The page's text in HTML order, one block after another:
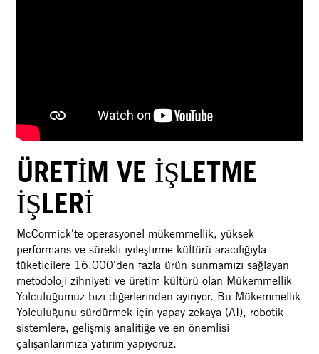
ÜRETİM VE İŞLETME
İŞLERİ
McCormick'te operasyonel mükemmellik, yüksek
performans ve sürekli iyileştirme kültürü aracılığıyla
tüketicilere 16.000'den fazla ürün sunmamızı sağlayan
metodoloji zihniyeti ve üretim kültürü olan Mükemmellik
Yolculuğumuz bizi diğerlerinden ayırıyor. Bu Mükemmellik
Yolculuğunu sürdürmek için yapay zekaya (AI), robotik
sistemlere, gelişmiş analitiğe ve en önemlisi
çalışanlarımıza yatırım yapıyoruz.